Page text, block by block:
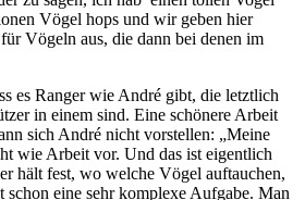
Vögel hops und wir geben hier
Vögeln aus, die dann bei denen im
es Ranger wie André gibt, die letztlich
in einem sind. Eine schönere Arbeit
sich André nicht vorstellen: „Meine
wie Arbeit vor. Und das ist eigentlich
hält fest, wo welche Vögel auftauchen,
schon eine sehr komplexe Aufgabe. Man